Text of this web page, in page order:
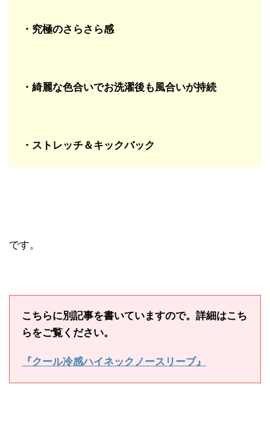
・究極のさらさら感
・綺麗な色合いでお洗濯後も風合いが持続
・ストレッチ＆キックバック
です。
こちらに別記事を書いていますので。詳細はこち
らをご覧ください。
『クール冷感ハイネックノースリーブ』